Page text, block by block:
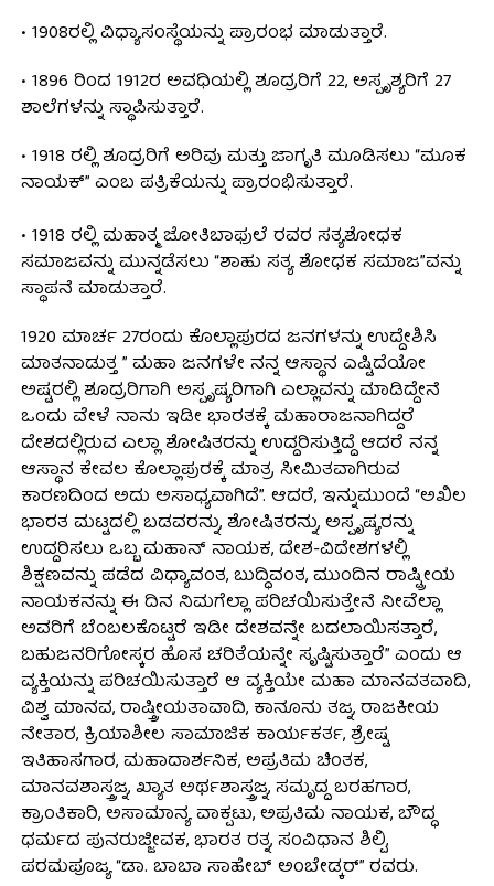
• 1908ರಲ್ಲಿ ವಿಧ್ಯಾಸಂಸ್ಥೆಯನ್ನು ಪ್ರಾರಂಭ ಮಾಡುತ್ತಾರೆ.
• 1896 ರಿಂದ 1912ರ ಅವಧಿಯಲ್ಲಿ ಶೂದ್ರರಿಗೆ 22, ಅಸ್ಪೃಶ್ಯರಿಗೆ 27
ಶಾಲೆಗಳನ್ನು ಸ್ಥಾಪಿಸುತ್ತಾರೆ.
• 1918 ರಲ್ಲಿ ಶೂದ್ರರಿಗೆ ಅರಿವು ಮತ್ತು ಜಾಗೃತಿ ಮೂಡಿಸಲು “ಮೂಕ
ನಾಯಕ್” ಎಂಬ ಪತ್ರಿಕೆಯನ್ನು ಪ್ರಾರಂಭಿಸುತ್ತಾರೆ.
• 1918 ರಲ್ಲಿ ಮಹಾತ್ಮ ಜೋತಿಬಾಫುಲೆ ರವರ ಸತ್ಯಶೋಧಕ
ಸಮಾಜವನ್ನು ಮುನ್ನಡೆಸಲು “ಶಾಹು ಸತ್ಯ ಶೋಧಕ ಸಮಾಜ”ವನ್ನು
ಸ್ಥಾಪನೆ ಮಾಡುತ್ತಾರೆ.
1920 ಮಾರ್ಚ 27ರಂದು ಕೊಲ್ಲಾಪುರದ ಜನಗಳನ್ನು ಉದ್ದೇಶಿಸಿ
ಮಾತನಾಡುತ್ತ ” ಮಹಾ ಜನಗಳೇ ನನ್ನ ಆಸ್ಥಾನ ಎಷ್ಟಿದೆಯೋ
ಅಷ್ಟರಲ್ಲಿ ಶೂದ್ರರಿಗಾಗಿ ಅಸ್ಪೃಷ್ಯರಿಗಾಗಿ ಎಲ್ಲಾವನ್ನು ಮಾಡಿದ್ದೇನೆ
ಒಂದು ವೇಳೆ ನಾನು ಇಡೀ ಭಾರತಕ್ಕೆ ಮಹಾರಾಜನಾಗಿದ್ದರೆ
ದೇಶದಲ್ಲಿರುವ ಎಲ್ಲಾ ಶೋಷಿತರನ್ನು ಉದ್ದರಿಸುತ್ತಿದ್ದೆ ಆದರೆ ನನ್ನ
ಆಸ್ಥಾನ ಕೇವಲ ಕೊಲ್ಲಾಪುರಕ್ಕೆ ಮಾತ್ರ ಸೀಮಿತವಾಗಿರುವ
ಕಾರಣದಿಂದ ಅದು ಅಸಾಧ್ಯವಾಗಿದೆ”. ಆದರೆ, ಇನ್ನುಮುಂದೆ “ಅಖಿಲ
ಭಾರತ ಮಟ್ಟದಲ್ಲಿ ಬಡವರನ್ನು, ಶೋಷಿತರನ್ನು, ಅಸ್ಪೃಷ್ಯರನ್ನು
ಉದ್ದರಿಸಲು ಒಬ್ಬ ಮಹಾನ್ ನಾಯಕ, ದೇಶ-ವಿದೇಶಗಳಲ್ಲಿ
ಶಿಕ್ಷಣವನ್ನು ಪಡೆದ ವಿಧ್ಯಾವಂತ, ಬುದ್ಧಿವಂತ, ಮುಂದಿನ ರಾಷ್ಟ್ರೀಯ
ನಾಯಕನನ್ನು ಈ ದಿನ ನಿಮಗೆಲ್ಲಾ ಪರಿಚಯಿಸುತ್ತೇನೆ ನೀವೆಲ್ಲಾ
ಅವರಿಗೆ ಬೆಂಬಲಕೊಟ್ಟರೆ ಇಡೀ ದೇಶವನ್ನೇ ಬದಲಾಯಿಸತ್ತಾರೆ,
ಬಹುಜನರಿಗೋಸ್ಕರ ಹೊಸ ಚರಿತೆಯನ್ನೇ ಸೃಷ್ಟಿಸುತ್ತಾರೆ” ಎಂದು ಆ
ವ್ಯಕ್ತಿಯನ್ನು ಪರಿಚಯಿಸುತ್ತಾರೆ ಆ ವ್ಯಕ್ತಿಯೇ ಮಹಾ ಮಾನವತವಾದಿ,
ವಿಶ್ವ ಮಾನವ, ರಾಷ್ತ್ರೀಯತಾವಾದಿ, ಕಾನೂನು ತಜ್ನ, ರಾಜಕೀಯ
ನೇತಾರ, ಕ್ರಿಯಾಶೀಲ ಸಾಮಾಜಿಕ ಕಾರ್ಯಕರ್ತ, ಶ್ರೇಷ್ಟ
ಇತಿಹಾಸಗಾರ, ಮಹಾದಾರ್ಶನಿಕ, ಅಪ್ರತಿಮ ಚಿಂತಕ,
ಮಾನವಶಾಸ್ತ್ರಜ್ನ, ಖ್ಯಾತ ಅರ್ಥಶಾಸ್ತ್ರಜ್ನ, ಸಮೃದ್ದ ಬರಹಗಾರ,
ಕ್ರಾಂತಿಕಾರಿ, ಅಸಾಮಾನ್ಯ ವಾಕ್ಪಟು, ಅಪ್ರತಿಮ ನಾಯಕ, ಬೌದ್ಧ
ಧರ್ಮದ ಪುನರುಜ್ಜೀವಕ, ಭಾರತ ರತ್ನ, ಸಂವಿಧಾನ ಶಿಲ್ಪಿ,
ಪರಮಪೂಜ್ಯ “ಡಾ. ಬಾಬಾ ಸಾಹೇಬ್ ಅಂಬೇಡ್ಕರ್” ರವರು.